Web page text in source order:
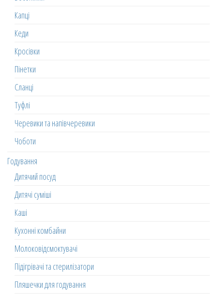
Капці
Кеди
Кросівки
Пінетки
Сланці
Туфлі
Черевики та напівчеревики
Чоботи
Годування
Дитячий посуд
Дитячі суміші
Каші
Кухонні комбайни
Молоковідсмоктувачі
Підігрівачі та стерилізатори
Пляшечки для годування